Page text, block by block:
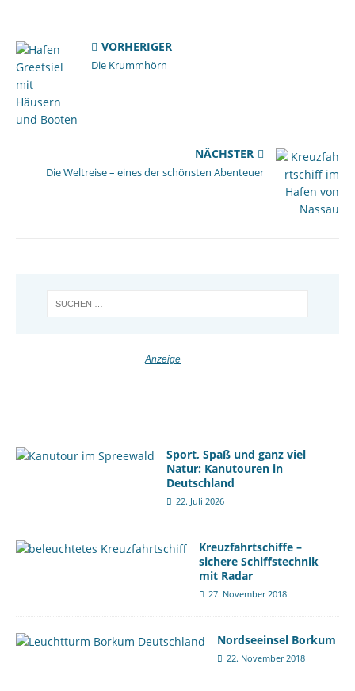
VORHERIGER
Die Krummhörn
NÄCHSTER
Die Weltreise – eines der schönsten Abenteuer
Sport, Spaß und ganz viel
Natur: Kanutouren in
Deutschland
22. Juli 2026
Kreuzfahrtschiffe –
sichere Schiffstechnik
mit Radar
27. November 2018
Nordseeinsel Borkum
22. November 2018